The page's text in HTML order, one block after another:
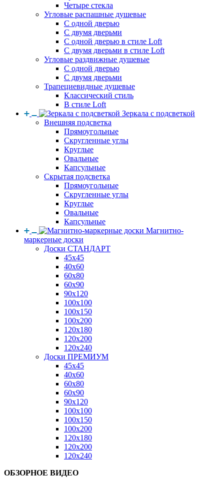
Четыре стекла
Угловые распашные душевые
С одной дверью
С двумя дверьми
С одной дверью в стиле Loft
С двумя дверьми в стиле Loft
Угловые раздвижные душевые
С одной дверью
С двумя дверьми
Трапециевидные душевые
Классический стиль
В стиле Loft
Зеркала с подсветкой
Внешняя подсветка
Прямоугольные
Скругленные углы
Круглые
Овальные
Капсульные
Скрытая подсветка
Прямоугольные
Скругленные углы
Круглые
Овальные
Капсульные
Магнитно-
маркерные доски
Доски СТАНДАРТ
45x45
40x60
60x80
60x90
90x120
100x100
100x150
100x200
120x180
120x200
120x240
Доски ПРЕМИУМ
45x45
40x60
60x80
60x90
90x120
100x100
100x150
100x200
120x180
120x200
120x240
ОБЗОРНОЕ ВИДЕО